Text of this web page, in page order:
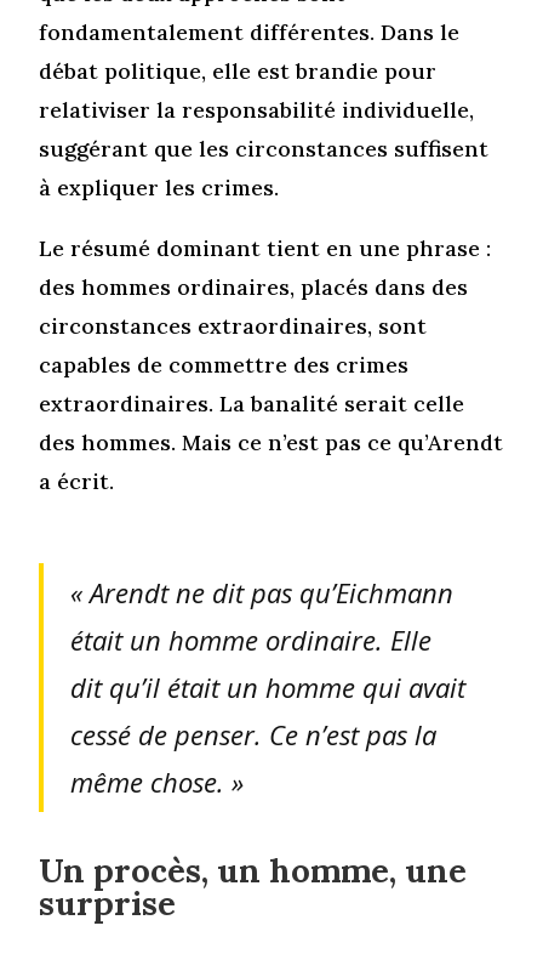
fondamentalement différentes. Dans le
débat politique, elle est brandie pour
relativiser la responsabilité individuelle,
suggérant que les circonstances suffisent
à expliquer les crimes.
Le résumé dominant tient en une phrase :
des hommes ordinaires, placés dans des
circonstances extraordinaires, sont
capables de commettre des crimes
extraordinaires. La banalité serait celle
des hommes. Mais ce n’est pas ce qu’Arendt
a écrit.
« Arendt ne dit pas qu’Eichmann
était un homme ordinaire. Elle
dit qu’il était un homme qui avait
cessé de penser. Ce n’est pas la
même chose. »
Un procès, un homme, une
surprise